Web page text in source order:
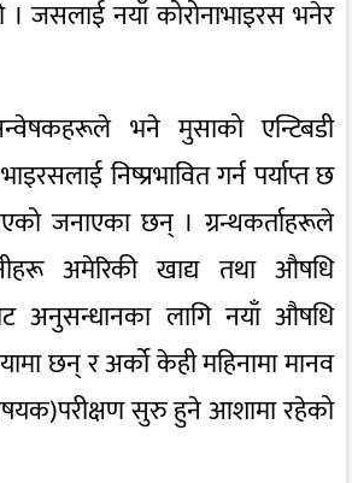
। जसलाई नयाँ कोरोनाभाइरस भनेर
अन्वेषकहरूले भने मुसाको एन्टिबडी
निष्प्रभावित गर्न पर्याप्त छ
जनाएका छन् । ग्रन्थकर्ताहरूले
अमेरिकी खाद्य तथा औषधि
अनुसन्धानका लागि नयाँ औषधि
छन् र अर्को केही महिनामा मानव
सुरु हुने आशामा रहेको